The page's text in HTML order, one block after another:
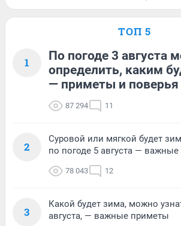
ТОП 5
1
По погоде 3 августа
определить, каким
— приметы и поверья
87 294 11
2
Суровой или мягкой будет
по погоде 5 августа —
78 043 12
3
Какой будет зима, можно
августа, — важные приметы